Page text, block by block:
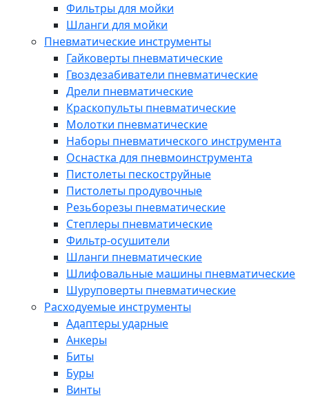
Фильтры для мойки
Шланги для мойки
Пневматические инструменты
Гайковерты пневматические
Гвоздезабиватели пневматические
Дрели пневматические
Краскопульты пневматические
Молотки пневматические
Наборы пневматического инструмента
Оснастка для пневмоинструмента
Пистолеты пескоструйные
Пистолеты продувочные
Резьборезы пневматические
Степлеры пневматические
Фильтр-осушители
Шланги пневматические
Шлифовальные машины пневматические
Шуруповерты пневматические
Расходуемые инструменты
Адаптеры ударные
Анкеры
Биты
Буры
Винты